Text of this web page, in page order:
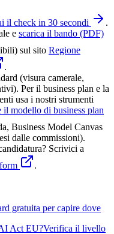
il check in 30 secondi
.
e scarica il bando (PDF)
sul sito Regione
.
(visura camerale,
Per il business plan e la
usa i nostri strumenti
il modello di business plan
Business Model Canvas
dalle commissioni).
Scrivici a
.
gratuita per capire dove
Act EU?Verifica il livello